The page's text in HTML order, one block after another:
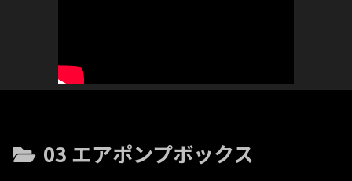
03 エアポンプボックス